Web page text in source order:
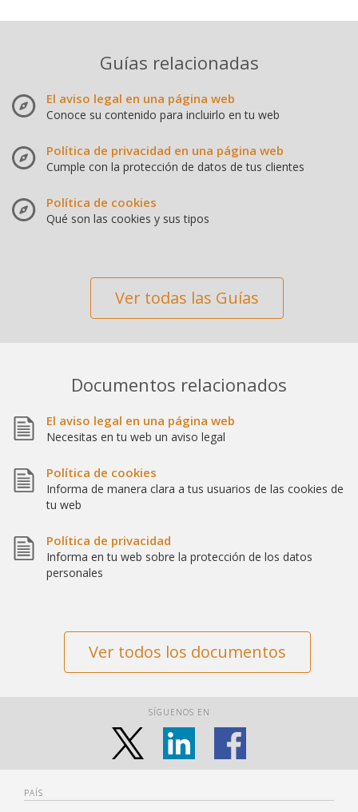
Guías relacionadas
El aviso legal en una página web
Conoce su contenido para incluirlo en tu web
Política de privacidad en una página web
Cumple con la protección de datos de tus clientes
Política de cookies
Qué son las cookies y sus tipos
Ver todas las Guías
Documentos relacionados
El aviso legal en una página web
Necesitas en tu web un aviso legal
Política de cookies
Informa de manera clara a tus usuarios de las cookies de
tu web
Política de privacidad
Informa en tu web sobre la protección de los datos
personales
Ver todos los documentos
SÍGUENOS EN
PAÍS